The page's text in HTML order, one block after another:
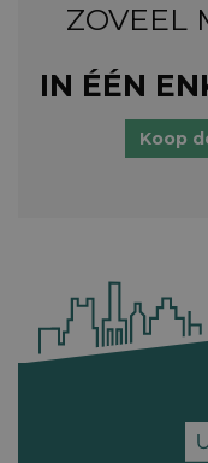
ZOVEEL
IN ÉÉN
Koop